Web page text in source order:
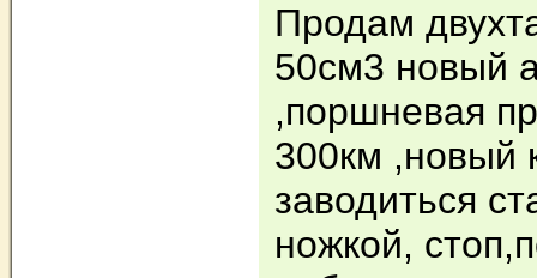
Продам
50см3 новый
,поршневая
300км ,новый
заводиться
ножкой,